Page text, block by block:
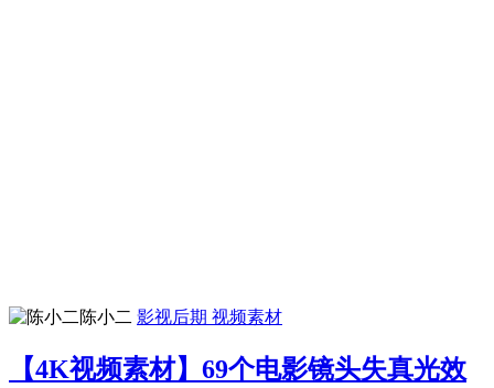
陈小二 影视后期 视频素材
【4K视频素材】69个电影镜头失真光效